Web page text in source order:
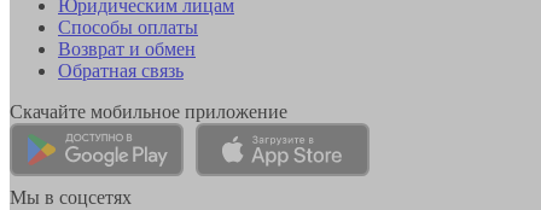
Юридическим лицам
Способы оплаты
Возврат и обмен
Обратная связь
Скачайте мобильное приложение
Мы в соцсетях